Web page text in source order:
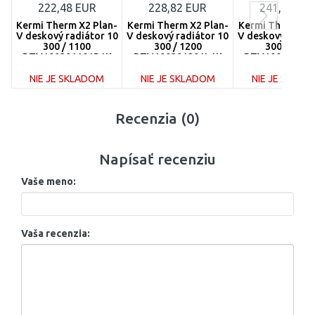
222,48 EUR
Kermi Therm X2 Plan-
V deskový radiátor 10
300 / 1100
PTV100301101R1K
NIE JE SKLADOM
228,82 EUR
Kermi Therm X2 Plan-
V deskový radiátor 10
300 / 1200
PTV100301201L1K
NIE JE SKLADOM
Porovnať
241,51
Kermi Therm
V deskový
300 / 1400
NIE JE
Recenzia (0)
Napísať recenziu
Vaše meno:
Vaša recenzia: